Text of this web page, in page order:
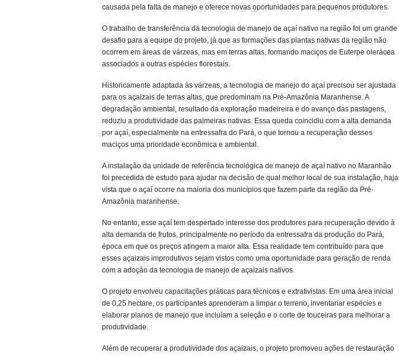
causada pela falta de manejo e oferece novas oportunidades para pequenos produtores.
O trabalho de transferência da tecnologia de manejo de açaí nativo na região foi um grande
desafio para a equipe do projeto, já que as formações das plantas nativas da região não
ocorrem em áreas de várzeas, mas em terras altas, formando maciços de Euterpe olerácea
associados a outras espécies florestais.
Historicamente adaptada às várzeas, a tecnologia de manejo do açaí precisou ser ajustada
para os açaizais de terras altas, que predominam na Pré-Amazônia Maranhense. A
degradação ambiental, resultado da exploração madeireira e do avanço das pastagens,
reduziu a produtividade das palmeiras nativas. Essa queda coincidiu com a alta demanda
por açaí, especialmente na entressafra do Pará, o que tornou a recuperação desses
maciços uma prioridade econômica e ambiental.
A instalação da unidade de referência tecnológica de manejo de açaí nativo no Maranhão
foi precedida de estudo para ajudar na decisão de qual melhor local de sua instalação, haja
vista que o açaí ocorre na maioria dos municípios que fazem parte da região da Pré-
Amazônia maranhense.
No entanto, esse açaí tem despertado interesse dos produtores para recuperação devido à
alta demanda de frutos, principalmente no período da entressafra da produção do Pará,
época em que os preços atingem a maior alta. Essa realidade tem contribuído para que
esses açaizais improdutivos sejam vistos como uma oportunidade para geração de renda
com a adoção da tecnologia de manejo de açaizais nativos.
O projeto envolveu capacitações práticas para técnicos e extrativistas. Em uma área inicial
de 0,25 hectare, os participantes aprenderam a limpar o terreno, inventariar espécies e
elaborar planos de manejo que incluíam a seleção e o corte de touceiras para melhorar a
produtividade.
Além de recuperar a produtividade dos açaizais, o projeto promoveu ações de restauração